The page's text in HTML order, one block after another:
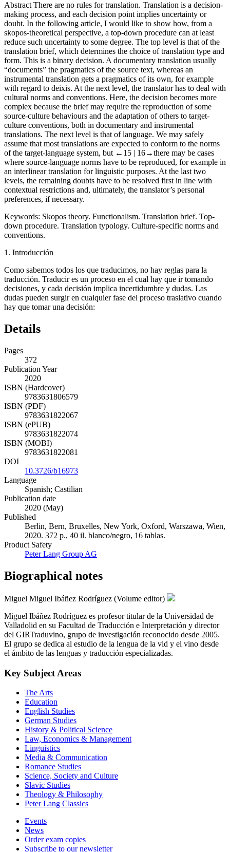
Abstract There are no rules for translation. Translation is a decision-
making process, and each decision point implies uncertainty or
doubt. In the following article, I would like to show how, from a
skopos-theoretical perspective, a top-down procedure can at least
reduce such uncertainty to some degree. The top level is that of the
translation brief, which determines the choice of translation type and
form. This is a binary decision. A documentary translation usually
“documents” the pragmatics of the source text, whereas an
instrumental translation gets a pragmatics of its own, for example
with regard to deixis. At the next level, the translator has to deal with
cultural norms and conventions. Here, the decision becomes more
complex because the brief may require the reproduction of some
source-culture behaviours and the adaptation of others to target-
culture conventions, both in documentary and instrumental
translations. The next level is that of language. We may safely
assume that most translations are expected to conform to the norms
of the target-language system, but ←15 | 16→there may be cases
where source-language norms have to be reproduced, for example in
an interlinear translation for linguistic purposes. At the last two
levels, the remaining doubts have to be resolved first in line with
contextual restrictions and, ultimately, the translator’s personal
preferences, if necessary.
Keywords: Skopos theory. Functionalism. Translation brief. Top-
down procedure. Translation typology. Culture-specific norms and
conventions.
1. Introducción
Como sabemos todos los que traducimos, no hay reglas para la
traducción. Traducir es un proceso en el cual hay que ir tomando
decisiones, y cada decisión implica incertidumbre y dudas. Las
dudas pueden surgir en cualquier fase del proceso traslativo cuando
hay que tomar una decisión:
Details
Pages
372
Publication Year
2020
ISBN (Hardcover)
9783631806579
ISBN (PDF)
9783631822067
ISBN (ePUB)
9783631822074
ISBN (MOBI)
9783631822081
DOI
10.3726/b16973
Language
Spanish; Castilian
Publication date
2020 (May)
Published
Berlin, Bern, Bruxelles, New York, Oxford, Warszawa, Wien,
2020. 372 p., 40 il. blanco/negro, 16 tablas.
Product Safety
Peter Lang Group AG
Biographical notes
Miguel Miguel Ibáñez Rodríguez (Volume editor)
Miguel Ibáñez Rodríguez es profesor titular de la Universidad de
Valladolid en su Facultad de Traducción e Interpretación y director
del GIRTraduvino, grupo de investigación reconocido desde 2005.
El grupo se dedica al estudio de la lengua de la vid y el vino desde
el ámbito de las lenguas y traducción especializadas.
Key Subject Areas
The Arts
Education
English Studies
German Studies
History & Political Science
Law, Economics & Management
Linguistics
Media & Communication
Romance Studies
Science, Society and Culture
Slavic Studies
Theology & Philosophy
Peter Lang Classics
Events
News
Order exam copies
Subscribe to our newsletter